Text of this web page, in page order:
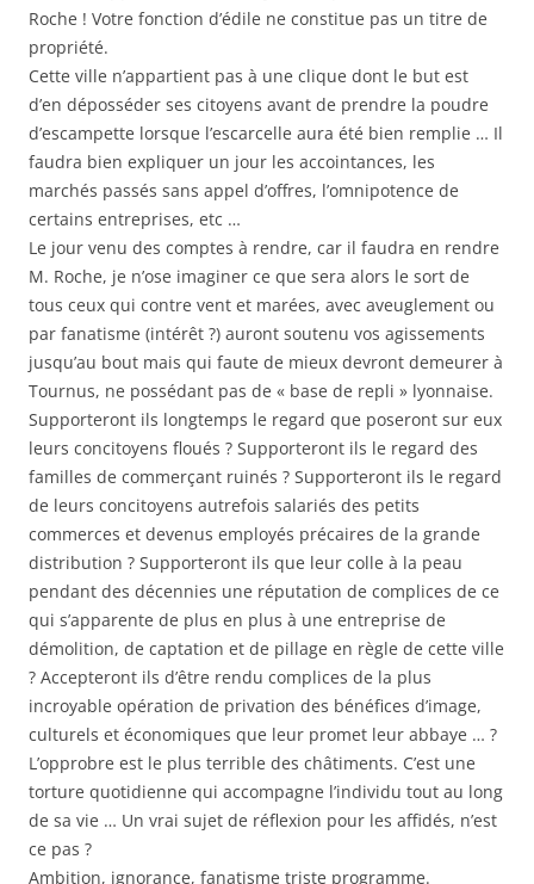
Roche ! Votre fonction d’édile ne constitue pas un titre de
propriété.
Cette ville n’appartient pas à une clique dont le but est
d’en déposséder ses citoyens avant de prendre la poudre
d’escampette lorsque l’escarcelle aura été bien remplie … Il
faudra bien expliquer un jour les accointances, les
marchés passés sans appel d’offres, l’omnipotence de
certains entreprises, etc …
Le jour venu des comptes à rendre, car il faudra en rendre
M. Roche, je n’ose imaginer ce que sera alors le sort de
tous ceux qui contre vent et marées, avec aveuglement ou
par fanatisme (intérêt ?) auront soutenu vos agissements
jusqu’au bout mais qui faute de mieux devront demeurer à
Tournus, ne possédant pas de « base de repli » lyonnaise.
Supporteront ils longtemps le regard que poseront sur eux
leurs concitoyens floués ? Supporteront ils le regard des
familles de commerçant ruinés ? Supporteront ils le regard
de leurs concitoyens autrefois salariés des petits
commerces et devenus employés précaires de la grande
distribution ? Supporteront ils que leur colle à la peau
pendant des décennies une réputation de complices de ce
qui s’apparente de plus en plus à une entreprise de
démolition, de captation et de pillage en règle de cette ville
? Accepteront ils d’être rendu complices de la plus
incroyable opération de privation des bénéfices d’image,
culturels et économiques que leur promet leur abbaye … ?
L’opprobre est le plus terrible des châtiments. C’est une
torture quotidienne qui accompagne l’individu tout au long
de sa vie … Un vrai sujet de réflexion pour les affidés, n’est
ce pas ?
Ambition, ignorance, fanatisme triste programme.